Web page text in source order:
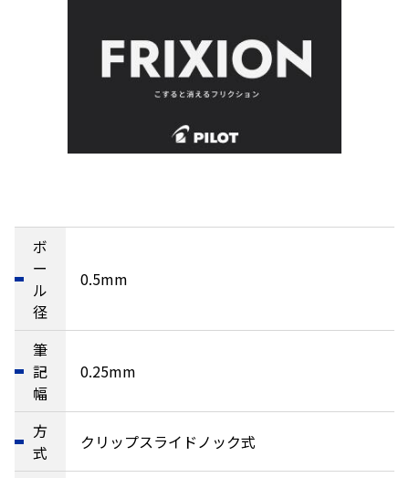
ボ
ー
ル
径
0.5mm
筆
記
幅
0.25mm
方
式
クリップスライドノック式